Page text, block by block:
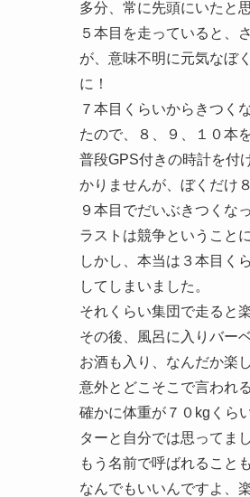
多分、常に先頭にいたと
５本目を走っていると、
が、意味不明に元気なぼ
に！
７本目くらいからきつく
たので、８、９、１０本
普段GPS付きの時計を付
かりませんが、ぼくだけ
９本目でだいぶきつくな
ラストは競争ということ
しかし、本当は３本目く
してしまいました。
それくらい集団で走ると
その後、風呂に入りバー
お酒も入り、なんだか楽
意外とどこそこで言われ
確かに体重が７０kgくら
ターと自分では思ってまし
もう名前で呼ばれること
なんでもいいんですよ、